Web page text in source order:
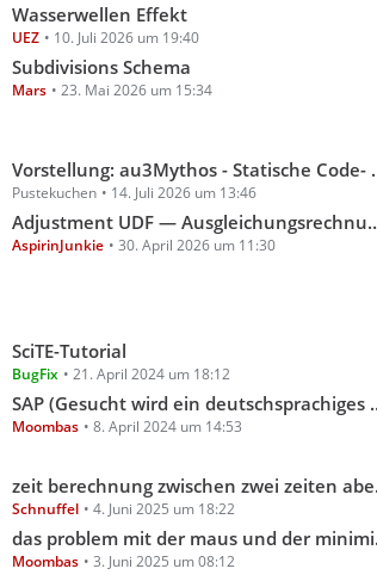
Wasserwellen Effekt
UEZ 10. Juli 2026 um 19:40
Subdivisions Schema
Mars 23. Mai 2026 um 15:34
Vorstellung: au3Mythos - Statische Code- & Scoping-Analyse für AutoIt 3
Pustekuchen 14. Juli 2026 um 13:46
Adjustment UDF — Ausgleichungsrechnung für AutoIt
AspirinJunkie 30. April 2026 um 11:30
SciTE-Tutorial
BugFix 21. April 2024 um 18:12
SAP (Gesucht wird ein deutschsprachiges Tutorial für AutoIt mit SAP)
Moombas 8. April 2024 um 14:53
zeit berechnung zwischen zwei zeiten aber inklusive millisekunden
Schnuffel 4. Juni 2025 um 18:22
das problem mit der maus und der minimierung
Moombas 3. Juni 2025 um 08:12